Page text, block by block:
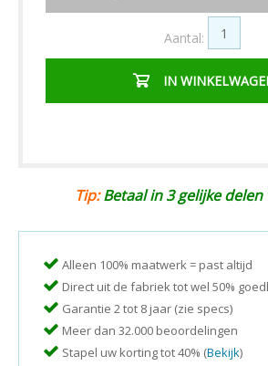
Aantal:
IN
Tip:Betaal in 3 gelijke delen
Alleen 100% maatwerk = past altijd
Direct uit de fabriek tot wel 50%
Garantie 2 tot 8 jaar (zie specs)
Meer dan 32.000 beoordelingen
Stapel uw korting tot 40% (Bekijk)